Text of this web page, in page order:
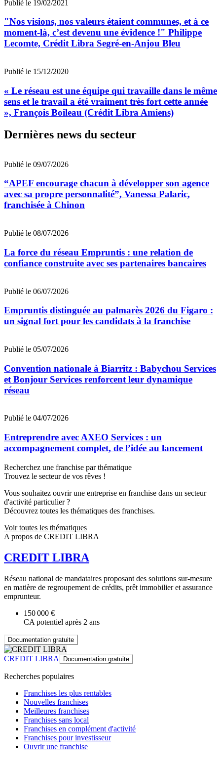
Publié le 19/02/2021
"Nos visions, nos valeurs étaient communes, et à ce
moment-là, c’est devenu une évidence !" Philippe
Lecomte, Crédit Libra Segré-en-Anjou Bleu
Publié le 15/12/2020
« Le réseau est une équipe qui travaille dans le même
sens et le travail a été vraiment très fort cette année
», François Boileau (Crédit Libra Amiens)
Dernières news du secteur
Publié le 09/07/2026
“APEF encourage chacun à développer son agence
avec sa propre personnalité”, Vanessa Palaric,
franchisée à Chinon
Publié le 08/07/2026
La force du réseau Empruntis : une relation de
confiance construite avec ses partenaires bancaires
Publié le 06/07/2026
Empruntis distinguée au palmarès 2026 du Figaro :
un signal fort pour les candidats à la franchise
Publié le 05/07/2026
Convention nationale à Biarritz : Babychou Services
et Bonjour Services renforcent leur dynamique
réseau
Publié le 04/07/2026
Entreprendre avec AXEO Services : un
accompagnement complet, de l’idée au lancement
Recherchez une franchise par thématique
Trouvez le secteur de vos rêves !
Vous souhaitez ouvrir une entreprise en franchise dans un secteur
d'activité particulier ?
Découvrez toutes les thématiques des franchises.
Voir toutes les thématiques
A propos de CREDIT LIBRA
CREDIT LIBRA
Réseau national de mandataires proposant des solutions sur-mesure
en matière de regroupement de crédits, prêt immobilier et assurance
emprunteur.
150 000 €
CA potentiel après 2 ans
Documentation gratuite
CREDIT LIBRA Documentation gratuite
Recherches populaires
Franchises les plus rentables
Nouvelles franchises
Meilleures franchises
Franchises sans local
Franchises en complément d'activité
Franchises pour investisseur
Ouvrir une franchise